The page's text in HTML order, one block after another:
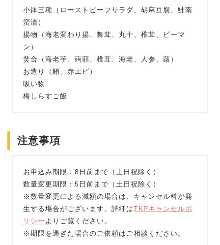
小鉢三種（ローストビーフサラダ、胡麻豆腐、鮭南
蛮漬）
揚物（海老変わり揚、舞茸、丸十、椎茸、ピーマ
ン）
焚合（海老芋、蒟蒻、椎茸、海老、人参、蕗）
お造り（鮪、赤エビ）
吸い物
梅しらすご飯
注意事項
お申込み期限：8日前まで（土日祝除く）
数量変更期限：5日前まで（土日祝除く）
※数量変更による減額の場合は、キャンセル料が発
生する場合がございます。詳細はTKPキャンセルポ
リシー よりご覧ください。
※期限を過ぎた場合のご依頼はご相談ください。